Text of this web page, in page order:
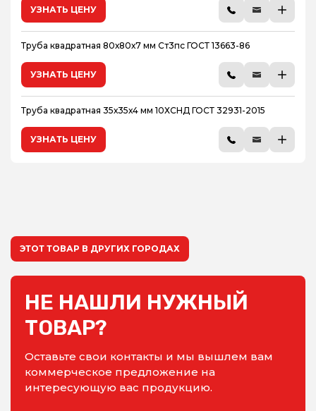
УЗНАТЬ ЦЕНУ
Труба квадратная 80х80х7 мм Ст3пс ГОСТ 13663-86
УЗНАТЬ ЦЕНУ
Труба квадратная 35х35х4 мм 10ХСНД ГОСТ 32931-2015
УЗНАТЬ ЦЕНУ
ЭТОТ ТОВАР В ДРУГИХ ГОРОДАХ
НЕ НАШЛИ НУЖНЫЙ
ТОВАР?
Оставьте свои контакты и мы вышлем вам
коммерческое предложение на
интересующую вас продукцию.